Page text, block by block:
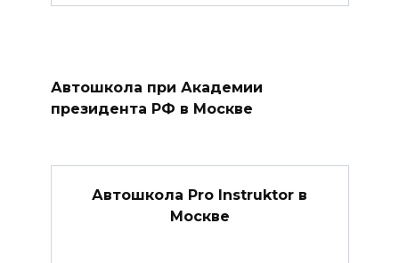
Автошкола при Академии
президента РФ в Москве
Автошкола Pro Instruktor в
Москве